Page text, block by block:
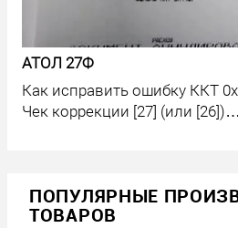
АТОЛ 27Ф
Как исправить ошибку ККТ
Чек коррекции [27] (или [26])
ПОПУЛЯРНЫЕ
ТОВАРОВ